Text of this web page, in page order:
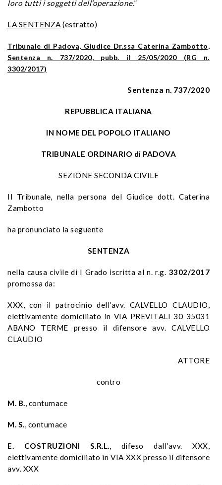
loro tutti i soggetti dell’operazione.”
LA SENTENZA (estratto)
Tribunale di Padova, Giudice Dr.ssa Caterina Zambotto,
Sentenza n. 737/2020, pubb. il 25/05/2020 (RG n.
3302/2017)
Sentenza n. 737/2020
REPUBBLICA ITALIANA
IN NOME DEL POPOLO ITALIANO
TRIBUNALE ORDINARIO di PADOVA
SEZIONE SECONDA CIVILE
Il Tribunale, nella persona del Giudice dott. Caterina
Zambotto
ha pronunciato la seguente
SENTENZA
nella causa civile di I Grado iscritta al n. r.g. 3302/2017
promossa da:
XXX, con il patrocinio dell’avv. CALVELLO CLAUDIO,
elettivamente domiciliato in VIA PREVITALI 30 35031
ABANO TERME presso il difensore avv. CALVELLO
CLAUDIO
ATTORE
contro
M. B., contumace
M. S., contumace
E. COSTRUZIONI S.R.L., difeso dall’avv. XXX,
elettivamente domiciliato in VIA XXX presso il difensore
avv. XXX